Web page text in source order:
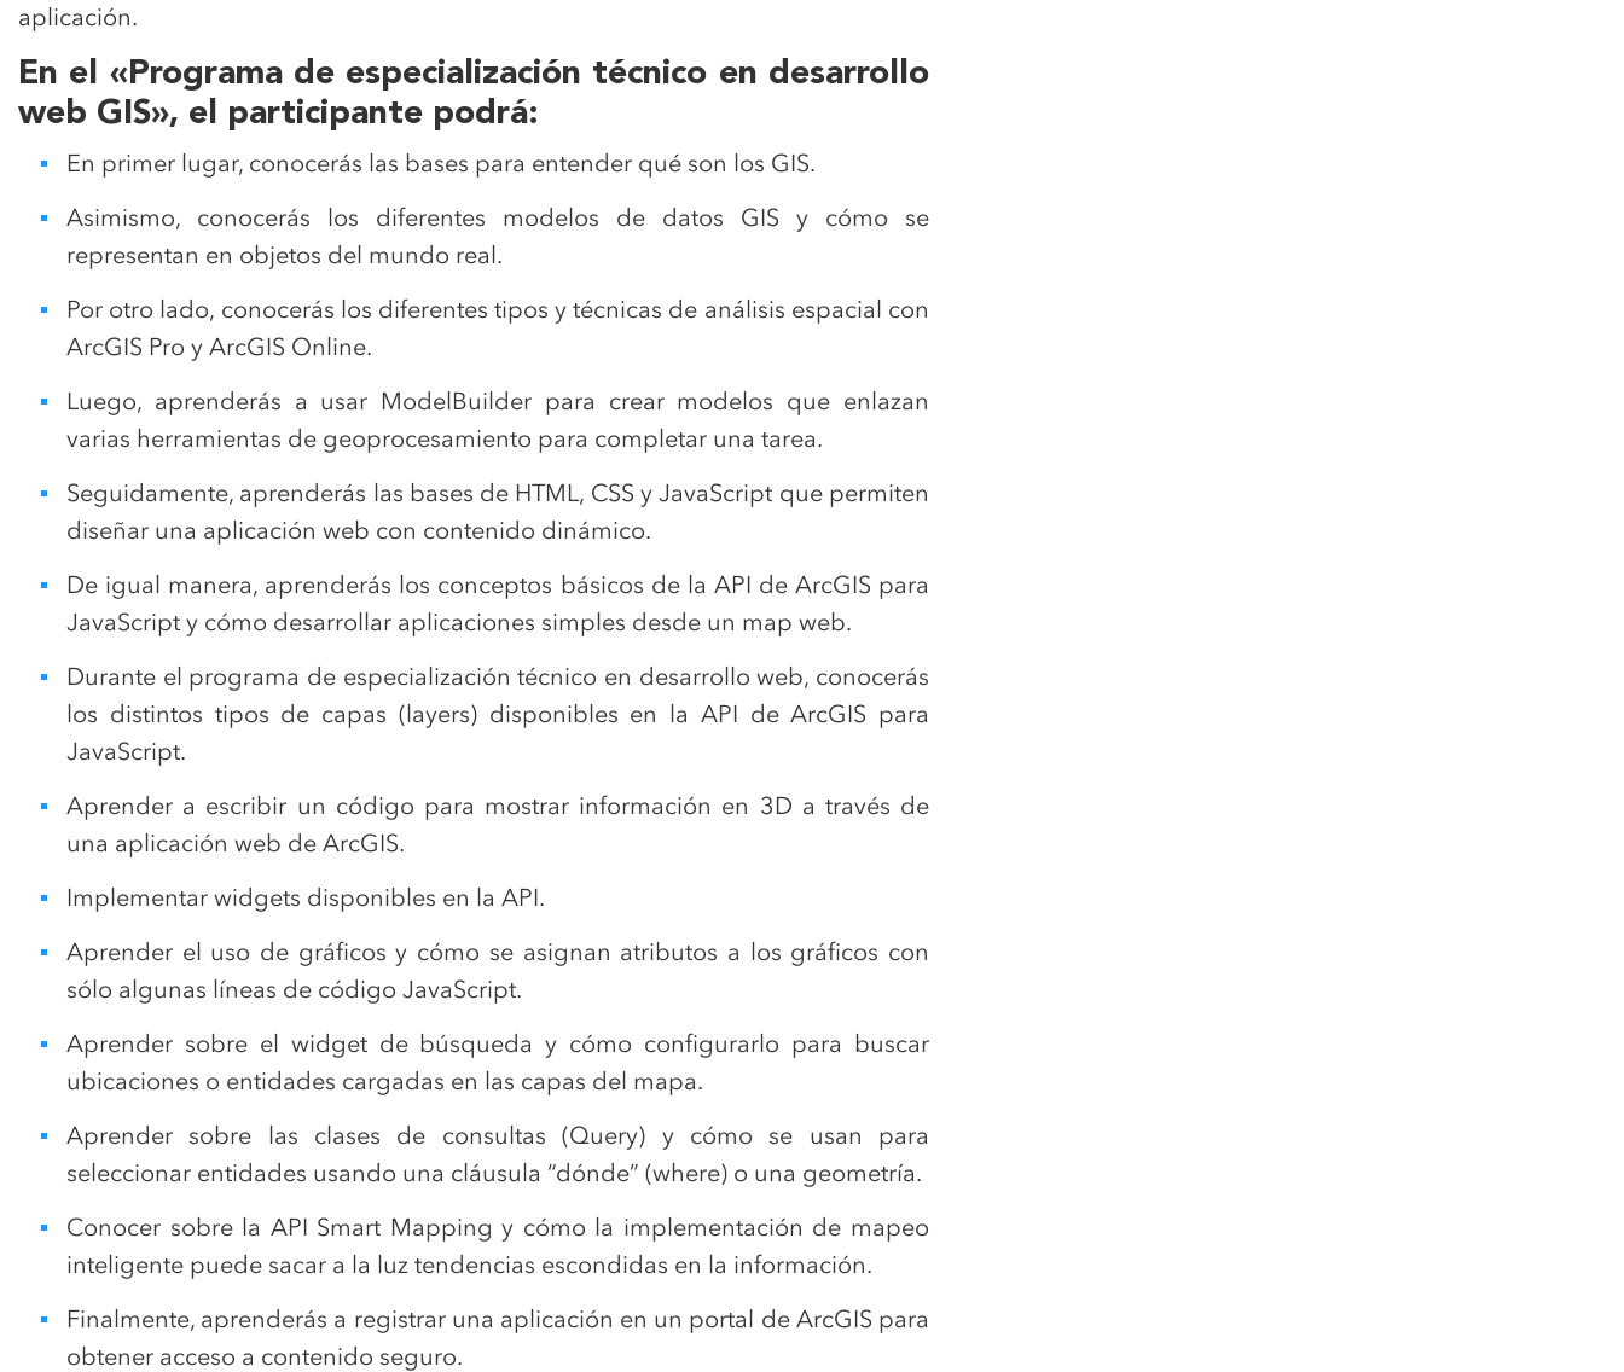
aplicación.
En el «Programa de especialización técnico en desarrollo
web GIS», el participante podrá:
En primer lugar, conocerás las bases para entender qué son los GIS.
Asimismo, conocerás los diferentes modelos de datos GIS y cómo se
representan en objetos del mundo real.
Por otro lado, conocerás los diferentes tipos y técnicas de análisis espacial con
ArcGIS Pro y ArcGIS Online.
Luego, aprenderás a usar ModelBuilder para crear modelos que enlazan
varias herramientas de geoprocesamiento para completar una tarea.
Seguidamente, aprenderás las bases de HTML, CSS y JavaScript que permiten
diseñar una aplicación web con contenido dinámico.
De igual manera, aprenderás los conceptos básicos de la API de ArcGIS para
JavaScript y cómo desarrollar aplicaciones simples desde un map web.
Durante el programa de especialización técnico en desarrollo web, conocerás
los distintos tipos de capas (layers) disponibles en la API de ArcGIS para
JavaScript.
Aprender a escribir un código para mostrar información en 3D a través de
una aplicación web de ArcGIS.
Implementar widgets disponibles en la API.
Aprender el uso de gráficos y cómo se asignan atributos a los gráficos con
sólo algunas líneas de código JavaScript.
Aprender sobre el widget de búsqueda y cómo configurarlo para buscar
ubicaciones o entidades cargadas en las capas del mapa.
Aprender sobre las clases de consultas (Query) y cómo se usan para
seleccionar entidades usando una cláusula “dónde” (where) o una geometría.
Conocer sobre la API Smart Mapping y cómo la implementación de mapeo
inteligente puede sacar a la luz tendencias escondidas en la información.
Finalmente, aprenderás a registrar una aplicación en un portal de ArcGIS para
obtener acceso a contenido seguro.